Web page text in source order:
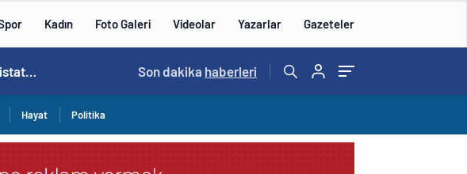
Kadın Foto Galeri Videolar Yazarlar Gazeteler
Cristiano Ronaldo’nun akıllara zarar tüm kariyerinin istatistiğini çıkardık ! 14:57 /
Son dakika haberleri
Hayat Politika